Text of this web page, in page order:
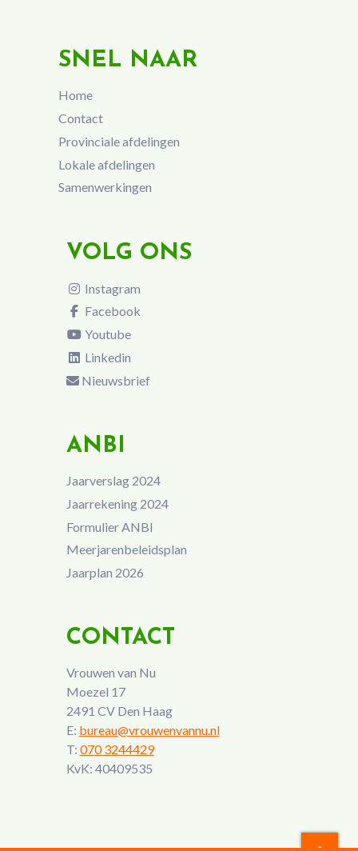
SNEL NAAR
Home
Contact
Provinciale afdelingen
Lokale afdelingen
Samenwerkingen
VOLG ONS
Instagram
Facebook
Youtube
Linkedin
Nieuwsbrief
ANBI
Jaarverslag 2024
Jaarrekening 2024
Formulier ANBI
Meerjarenbeleidsplan
Jaarplan 2026
CONTACT
Vrouwen van Nu
Moezel 17
2491 CV Den Haag
E: bureau@vrouwenvannu.nl
T: 070 3244429
KvK: 40409535